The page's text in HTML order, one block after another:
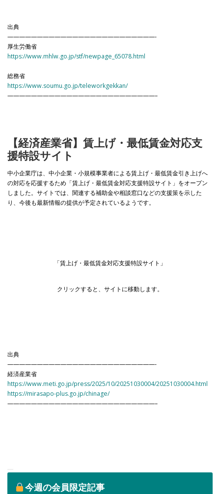
出典
—————————————————————————-
厚生労働省
https://www.mhlw.go.jp/stf/newpage_65078.html
総務省
https://www.soumu.go.jp/teleworkgekkan/
—————————————————————————–
【経済産業省】賃上げ・最低賃金対応支
援特設サイト
中小企業庁は、中小企業・小規模事業者による賃上げ・最低賃金引き上げへ
の対応を応援するため「賃上げ・最低賃金対応支援特設サイト」をオープン
しました。サイトでは、関連する補助金や相談窓口などの支援策を示した
り、今後も最新情報の提供が予定されているようです。
「賃上げ・最低賃金対応支援特設サイト」
クリックすると、サイトに移動します。
出典
—————————————————————————-
経済産業省
https://www.meti.go.jp/press/2025/10/20251030004/20251030004.html
https://mirasapo-plus.go.jp/chinage/
—————————————————————————–
今週の会員限定記事